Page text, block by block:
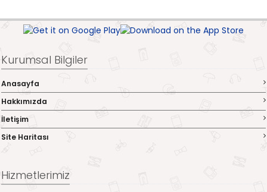
Kurumsal Bilgiler
Anasayfa
Hakkımızda
İletişim
Site Haritası
Hizmetlerimiz